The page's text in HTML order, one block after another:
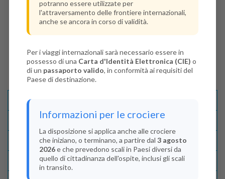
Disponibilità
Condizioni
Recensioni
potranno essere utilizzate per
l'attraversamento delle frontiere internazionali,
anche se ancora in corso di validità.
Per i viaggi internazionali sarà necessario essere in
possesso di una Carta d'Identità Elettronica (CIE) o
di un passaporto valido, in conformità ai requisiti del
Paese di destinazione.
Informazioni per le crociere
La disposizione si applica anche alle crociere
che iniziano, o terminano, a partire dal 3 agosto
2026e che prevedono scali in Paesi diversi da
quello di cittadinanza dell'ospite, inclusi gli scali
in transito.